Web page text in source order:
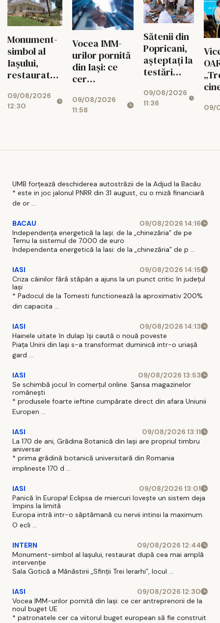
Monument-
simbol al
Iaşului,
restaurat
mai amplă
intervenţie
09/08/2026
12:30
Vocea IMM-
urilor pornită
din Iași: ce
cer
de la noul
buget UE
09/08/2026
11:58
Sătenii din
Popricani,
așteptați la
testări
gratuite
09/08/2026
11:36
09/
UMB forțează deschiderea autostrăzii de la Adjud la Bacău
* este in joc jalonul PNRR din 31 august, cu o miză financiară
de or ...
BACAU
09/08/2026 14:16
Independența energetică la Iași: de la „chinezăria” de pe
Temu la sistemul de 7.000 de euro
Independenta energetică la Iasi: de la „chinezăria” de p ...
IASI
09/08/2026 14:15
Criza câinilor fără stăpân a ajuns la un punct critic în județul
Iași
* Padocul de la Tomesti functionează la aproximativ 200%
din capacita ...
IASI
09/08/2026 14:13
Hainele uitate în dulap îşi caută o nouă poveste
Piaţa Unirii din Iaşi s-a transformat duminică intr-o uriaşă
gard ...
IASI
09/08/2026 13:53
Se schimbă jocul în comerțul online. Șansa magazinelor
românești
* produsele foarte ieftine cumpărate direct din afara Uniunii
Europen ...
IASI
09/08/2026 13:11
La 170 de ani, Grădina Botanică din Iași are propriul timbru
aniversar
* prima grădină botanică universitară din Romania
implineste 170 d ...
IASI
09/08/2026 13:01
Panică în Europa! Eclipsa de miercuri lovește un sistem deja
împins la limită
Europa intră intr-o săptămană cu nervii intinsi la maximum.
O ecli ...
INTERN
09/08/2026 12:44
Monument-simbol al Iaşului, restaurat după cea mai amplă
intervenţie
Sala Gotică a Mănăstirii „Sfinţii Trei Ierarhi”, locul ...
IASI
09/08/2026 12:30
Vocea IMM-urilor pornită din Iași: ce cer antreprenorii de la
noul buget UE
* patronatele cer ca viitorul buget european să fie construit